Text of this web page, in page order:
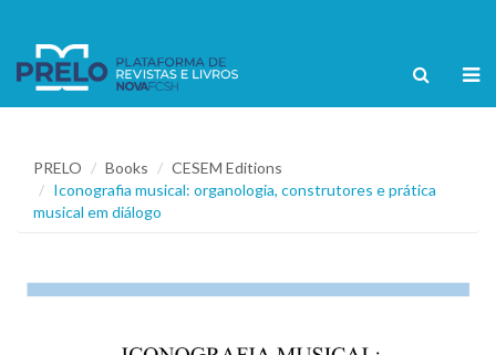
PRELO Books
CESEM Editions
Iconografia musical: organologia, construtores e prática
musical em diálogo